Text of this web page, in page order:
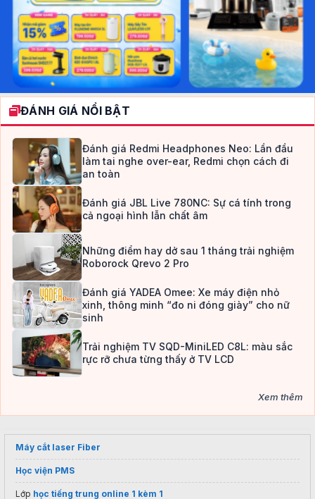
ĐÁNH GIÁ NỔI BẬT
Đánh giá Redmi Headphones Neo: Lần đầu
làm tai nghe over-ear, Redmi chọn cách đi
an toàn
Đánh giá JBL Live 780NC: Sự cá tính trong
cả ngoại hình lẫn chất âm
Những điểm hay dở sau 1 tháng trải nghiệm
Roborock Qrevo 2 Pro
Đánh giá YADEA Omee: Xe máy điện nhỏ
xinh, thông minh “đo ni đóng giày” cho nữ
sinh
Trải nghiệm TV SQD-MiniLED C8L: màu sắc
rực rỡ chưa từng thấy ở TV LCD
Xem thêm
Máy cắt laser Fiber
Học viện PMS
Lớp học tiếng trung online 1 kèm 1